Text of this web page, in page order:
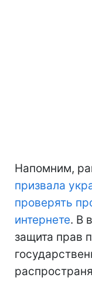
Напомним,
призвала
проверять
интернете. В
защита прав